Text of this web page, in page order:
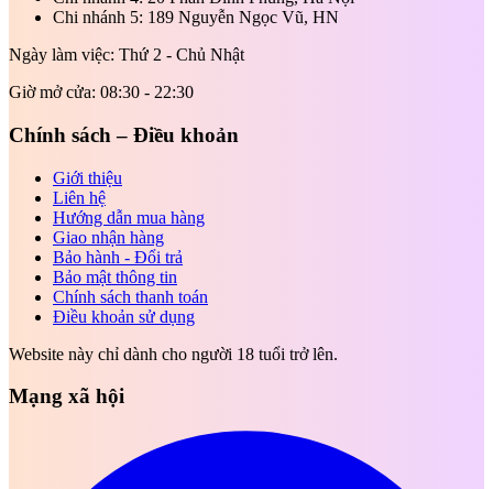
Chi nhánh 5: 189 Nguyễn Ngọc Vũ, HN
Ngày làm việc: Thứ 2 - Chủ Nhật
Giờ mở cửa: 08:30 - 22:30
Chính sách – Điều khoản
Giới thiệu
Liên hệ
Hướng dẫn mua hàng
Giao nhận hàng
Bảo hành - Đổi trả
Bảo mật thông tin
Chính sách thanh toán
Điều khoản sử dụng
Website này chỉ dành cho người 18 tuổi trở lên.
Mạng xã hội